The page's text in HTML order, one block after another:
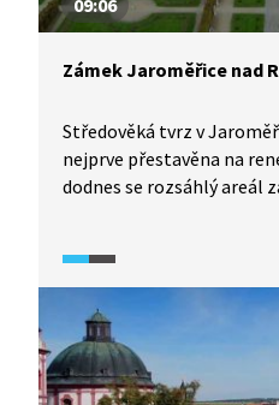
09:06
Zámek Jaroměřice nad
Středověká tvrz v
nejprve přestavěna na
dodnes se rozsáhlý areál
centrem širokého okolí.
i nejstarší česká opera od